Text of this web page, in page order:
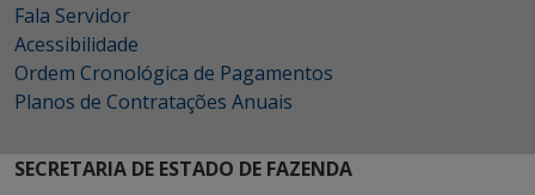
Fala Servidor
Acessibilidade
Ordem Cronológica de Pagamentos
Planos de Contratações Anuais
SECRETARIA DE ESTADO DE FAZENDA